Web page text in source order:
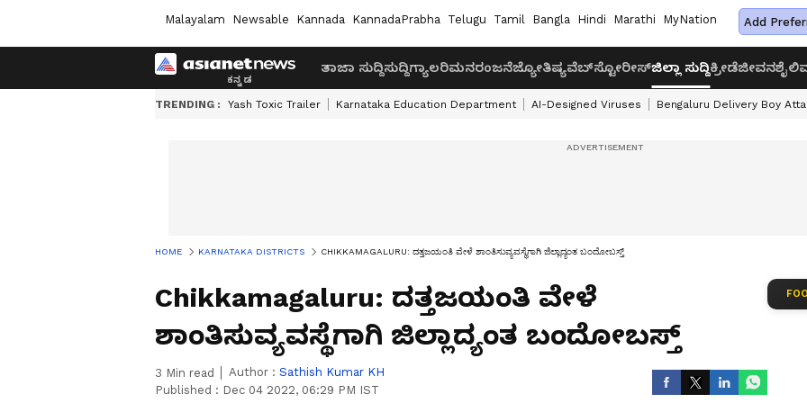
Malayalam Newsable Kannada KannadaPrabha Telugu Tamil Bangla Hindi Marathi MyNation Add
ತಾಜಾ ಸುದ್ದಿಸುದ್ದಿಗ್ಯಾಲರಿಮನರಂಜನೆಜ್ಯೋತಿಷ್ಯವೆಬ್‌ಸ್ಟೋರೀಸ್ಜಿಲ್ಲಾ ಸುದ್ದಿಕ್ರೀಡೆಜೀವನಶೈಲಿ
TRENDING : Yash Toxic Trailer Karnataka Education Department AI-Designed Viruses Bengaluru Delivery Boy
HOME KARNATAKA DISTRICTS CHIKKAMAGALURU: ದತ್ತಜಯಂತಿ ವೇಳೆ ಶಾಂತಿಸುವ್ಯವಸ್ಥೆಗಾಗಿ ಜಿಲ್ಲಾದ್ಯಂತ ಬಂದೋಬಸ್ತ್‌
Chikkamagaluru: ದತ್ತಜಯಂತಿ ವೇಳೆ
ಶಾಂತಿಸುವ್ಯವಸ್ಥೆಗಾಗಿ ಜಿಲ್ಲಾದ್ಯಂತ ಬಂದೋಬಸ್ತ್‌
3 Min read Author : Sathish Kumar KH
Published : Dec 04 2022, 06:29 PM IST